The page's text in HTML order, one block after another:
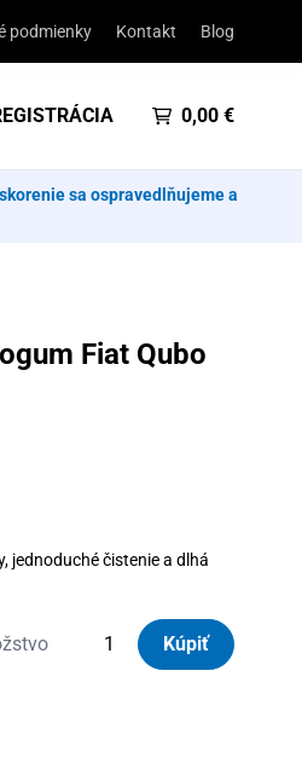
podmienky Kontakt Blog
0,00 €
sa ospravedlňujeme a
Fiat Qubo
jednoduché čistenie a dlhá
Kúpiť